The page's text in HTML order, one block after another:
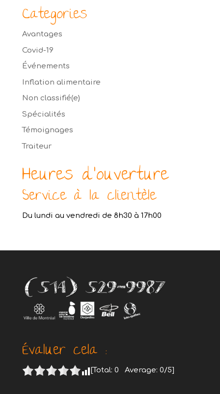
Categories
Avantages
Covid-19
Événements
Inflation alimentaire
Non classifié(e)
Spécialités
Témoignages
Traiteur
Heures d’ouverture
Service à la clientèle
Du lundi au vendredi de 8h30 à 17h00
Évaluer cela :
[Total: 0 Average: 0/5]